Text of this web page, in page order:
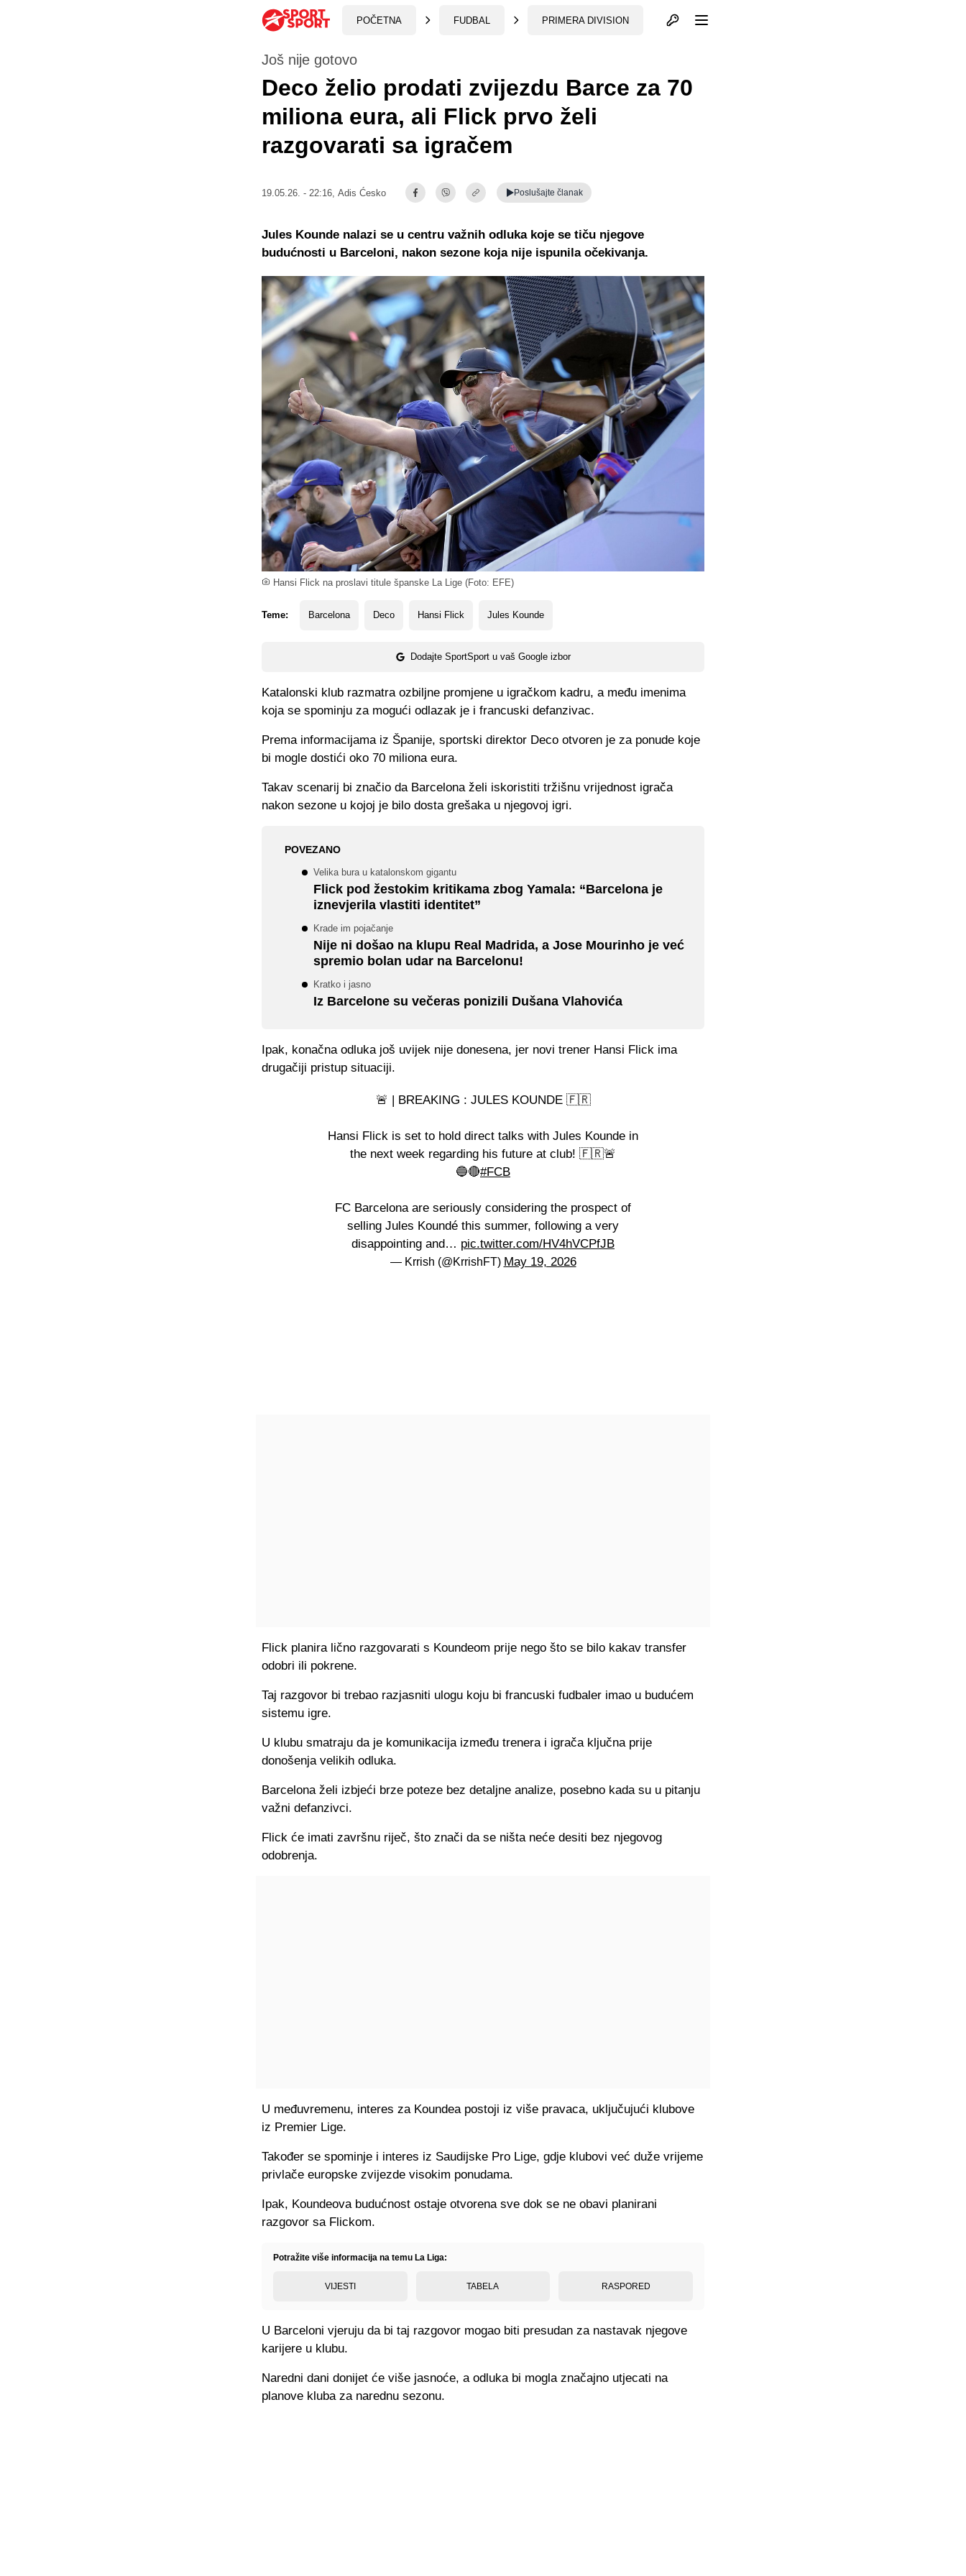
POČETNA FUDBAL PRIMERA DIVISION Otvori profil
Hansi Flick na proslavi titule španske La Lige (Foto: EFE)
Još nije gotovo
Deco želio prodati zvijezdu Barce za 70
miliona eura, ali Flick prvo želi
razgovarati sa igračem
19.05.26. - 22:16, Adis Ćesko Poslušajte članak
Teme: Barcelona Deco Hansi Flick Jules Kounde
Dodajte SportSport u vaš Google izbor
Jules Kounde nalazi se u centru važnih odluka koje se tiču njegove
budućnosti u Barceloni, nakon sezone koja nije ispunila očekivanja.
Katalonski klub razmatra ozbiljne promjene u igračkom kadru, a među imenima
koja se spominju za mogući odlazak je i francuski defanzivac.
Prema informacijama iz Španije, sportski direktor Deco otvoren je za ponude koje
bi mogle dostići oko 70 miliona eura.
Takav scenarij bi značio da Barcelona želi iskoristiti tržišnu vrijednost igrača
nakon sezone u kojoj je bilo dosta grešaka u njegovoj igri.
POVEZANO
Velika bura u katalonskom gigantu
Flick pod žestokim kritikama zbog Yamala: “Barcelona je
iznevjerila vlastiti identitet”
Krade im pojačanje
Nije ni došao na klupu Real Madrida, a Jose Mourinho je već
spremio bolan udar na Barcelonu!
Kratko i jasno
Iz Barcelone su večeras ponizili Dušana Vlahovića
Ipak, konačna odluka još uvijek nije donesena, jer novi trener Hansi Flick ima
drugačiji pristup situaciji.
🚨 | BREAKING : JULES KOUNDE 🇫🇷
Hansi Flick is set to hold direct talks with Jules Kounde in
the next week regarding his future at club! 🇫🇷🚨
🔵🔴#FCB
FC Barcelona are seriously considering the prospect of
selling Jules Koundé this summer, following a very
disappointing and… pic.twitter.com/HV4hVCPfJB
— Krrish (@KrrishFT) May 19, 2026
Flick planira lično razgovarati s Koundeom prije nego što se bilo kakav transfer
odobri ili pokrene.
Taj razgovor bi trebao razjasniti ulogu koju bi francuski fudbaler imao u budućem
sistemu igre.
U klubu smatraju da je komunikacija između trenera i igrača ključna prije
donošenja velikih odluka.
Barcelona želi izbjeći brze poteze bez detaljne analize, posebno kada su u pitanju
važni defanzivci.
Flick će imati završnu riječ, što znači da se ništa neće desiti bez njegovog
odobrenja.
U međuvremenu, interes za Koundea postoji iz više pravaca, uključujući klubove
iz Premier Lige.
Također se spominje i interes iz Saudijske Pro Lige, gdje klubovi već duže vrijeme
privlače europske zvijezde visokim ponudama.
Ipak, Koundeova budućnost ostaje otvorena sve dok se ne obavi planirani
razgovor sa Flickom.
Potražite više informacija na temu La Liga:
VIJESTI TABELA RASPORED
U Barceloni vjeruju da bi taj razgovor mogao biti presudan za nastavak njegove
karijere u klubu.
Naredni dani donijet će više jasnoće, a odluka bi mogla značajno utjecati na
planove kluba za narednu sezonu.